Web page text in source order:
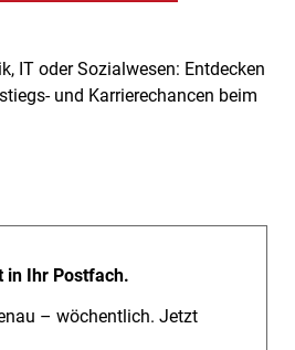
IT oder Sozialwesen: Entdecken
und Karrierechancen beim
in Ihr Postfach.
– wöchentlich. Jetzt